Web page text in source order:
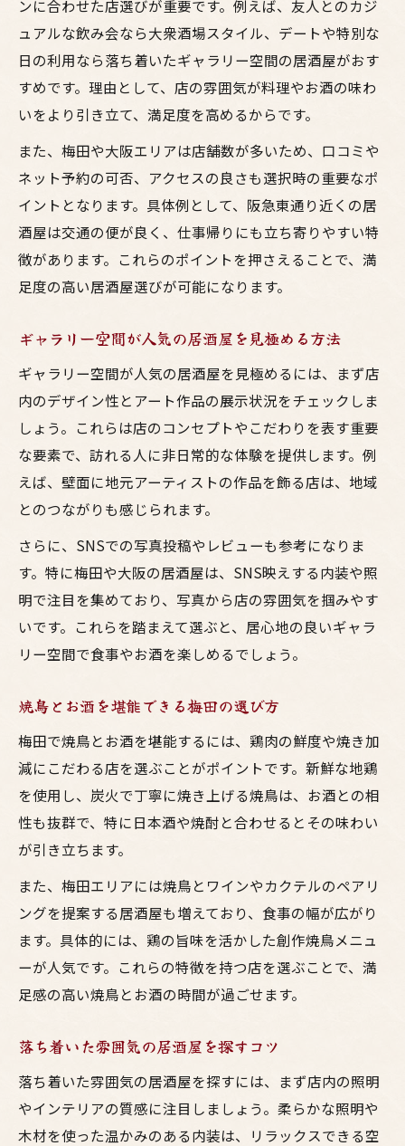
ンに合わせた店選びが重要です。例えば、友人とのカジ
ュアルな飲み会なら大衆酒場スタイル、デートや特別な
日の利用なら落ち着いたギャラリー空間の居酒屋がおす
すめです。理由として、店の雰囲気が料理やお酒の味わ
いをより引き立て、満足度を高めるからです。
また、梅田や大阪エリアは店舗数が多いため、口コミや
ネット予約の可否、アクセスの良さも選択時の重要なポ
イントとなります。具体例として、阪急東通り近くの居
酒屋は交通の便が良く、仕事帰りにも立ち寄りやすい特
徴があります。これらのポイントを押さえることで、満
足度の高い居酒屋選びが可能になります。
ギャラリー空間が人気の居酒屋を見極める方法
ギャラリー空間が人気の居酒屋を見極めるには、まず店
内のデザイン性とアート作品の展示状況をチェックしま
しょう。これらは店のコンセプトやこだわりを表す重要
な要素で、訪れる人に非日常的な体験を提供します。例
えば、壁面に地元アーティストの作品を飾る店は、地域
とのつながりも感じられます。
さらに、SNSでの写真投稿やレビューも参考になりま
す。特に梅田や大阪の居酒屋は、SNS映えする内装や照
明で注目を集めており、写真から店の雰囲気を掴みやす
いです。これらを踏まえて選ぶと、居心地の良いギャラ
リー空間で食事やお酒を楽しめるでしょう。
焼鳥とお酒を堪能できる梅田の選び方
梅田で焼鳥とお酒を堪能するには、鶏肉の鮮度や焼き加
減にこだわる店を選ぶことがポイントです。新鮮な地鶏
を使用し、炭火で丁寧に焼き上げる焼鳥は、お酒との相
性も抜群で、特に日本酒や焼酎と合わせるとその味わい
が引き立ちます。
また、梅田エリアには焼鳥とワインやカクテルのペアリ
ングを提案する居酒屋も増えており、食事の幅が広がり
ます。具体的には、鶏の旨味を活かした創作焼鳥メニュ
ーが人気です。これらの特徴を持つ店を選ぶことで、満
足感の高い焼鳥とお酒の時間が過ごせます。
落ち着いた雰囲気の居酒屋を探すコツ
落ち着いた雰囲気の居酒屋を探すには、まず店内の照明
やインテリアの質感に注目しましょう。柔らかな照明や
木材を使った温かみのある内装は、リラックスできる空